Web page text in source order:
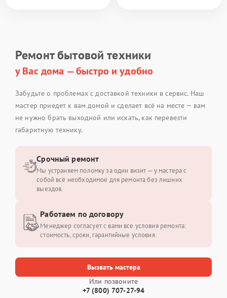
Ремонт бытовой техники
у Вас дома — быстро и удобно
Забудьте о проблемах с доставкой техники в сервис. Наш
мастер приедет к вам домой и сделает всё на месте — вам
не нужно брать выходной или искать, как перевезти
габаритную технику.
Вызвать мастера
Или позвоните
+7 (800) 707-27-94
Срочный ремонт
Мы устраняем поломку за один визит — у мастера с
собой всё необходимое для ремонта без лишних
выездов.
Работаем по договору
Менеджер согласует с вами все условия ремонта:
стоимость, сроки, гарантийные условия.